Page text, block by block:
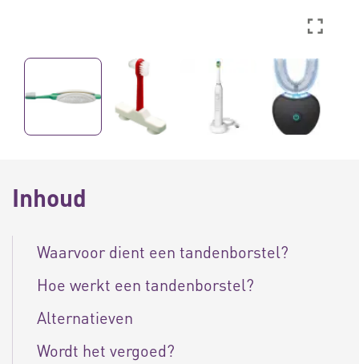
Inhoud
Waarvoor dient een tandenborstel?
Hoe werkt een tandenborstel?
Alternatieven
Wordt het vergoed?